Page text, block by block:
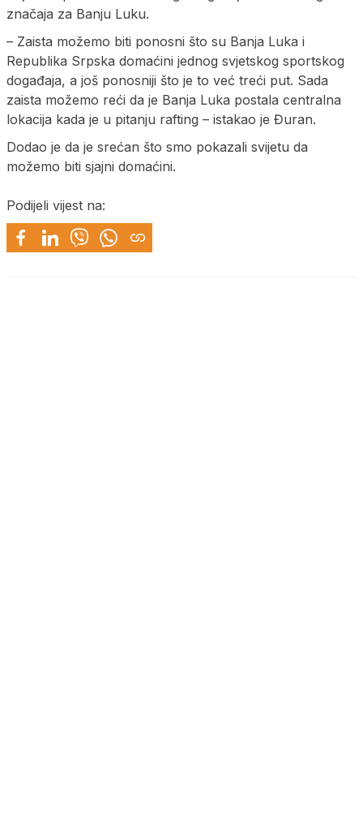
značaja za Banju Luku.
– Zaista možemo biti ponosni što su Banja Luka i
Republika Srpska domaćini jednog svjetskog sportskog
događaja, a još ponosniji što je to već treći put. Sada
zaista možemo reći da je Banja Luka postala centralna
lokacija kada je u pitanju rafting – istakao je Đuran.
Dodao je da je srećan što smo pokazali svijetu da
možemo biti sjajni domaćini.
Podijeli vijest na: